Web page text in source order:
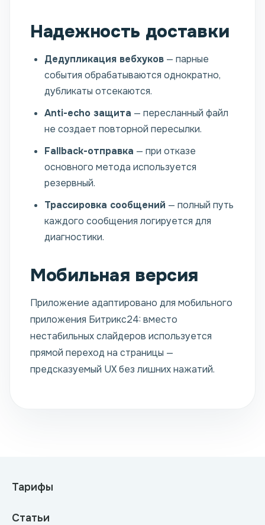
Надежность доставки
Дедупликация вебхуков — парные
события обрабатываются однократно,
дубликаты отсекаются.
Anti-echo защита — пересланный файл
не создает повторной пересылки.
Fallback-отправка — при отказе
основного метода используется
резервный.
Трассировка сообщений — полный путь
каждого сообщения логируется для
диагностики.
Мобильная версия
Приложение адаптировано для мобильного
приложения Битрикс24: вместо
нестабильных слайдеров используется
прямой переход на страницы —
предсказуемый UX без лишних нажатий.
Тарифы
Статьи